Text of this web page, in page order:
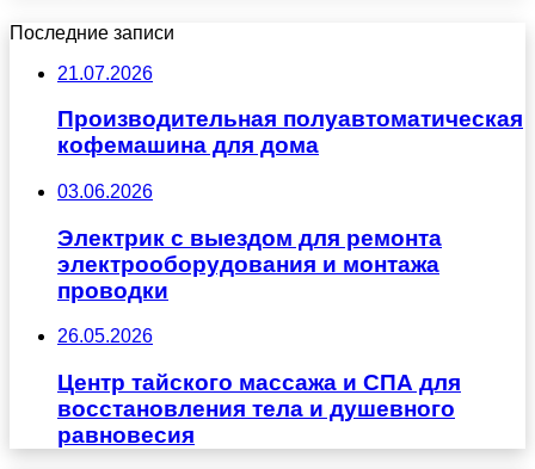
Последние записи
21.07.2026
Производительная полуавтоматическая
кофемашина для дома
03.06.2026
Электрик с выездом для ремонта
электрооборудования и монтажа
проводки
26.05.2026
Центр тайского массажа и СПА для
восстановления тела и душевного
равновесия